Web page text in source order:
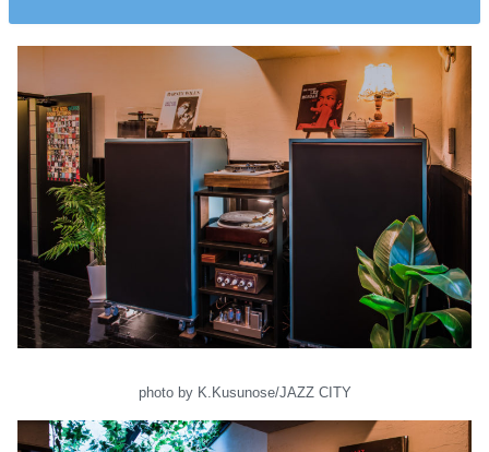
photo by K.Kusunose/JAZZ CITY